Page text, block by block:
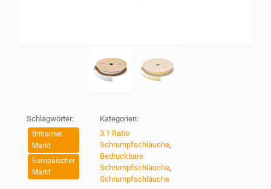
Schlagwörter:
Britischer
Markt
Europäischer
Markt
Kategorien:
3:1 Ratio
Schrumpfschläuche,
Bedruckbare
Schrumpfschläuche,
Schrumpfschläuche